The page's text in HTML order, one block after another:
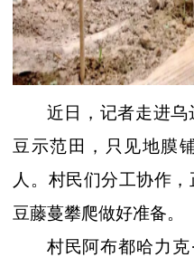
近日，记者走进
豆示范田，只见地膜
人。村民们分工协作
豆藤蔓攀爬做好准备。
村民阿布都哈力克